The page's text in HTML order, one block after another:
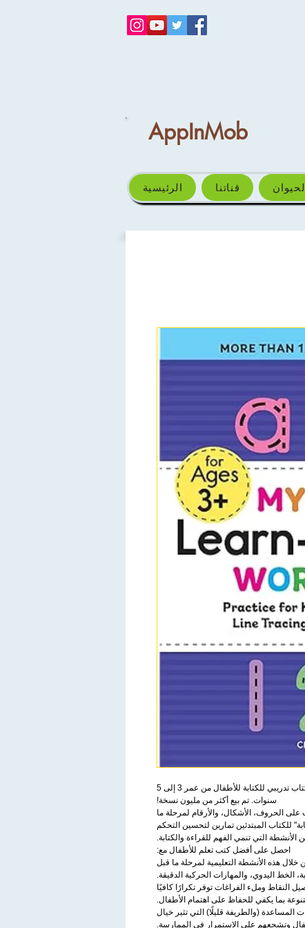
AppInMob
الرئيسية قناتنا
ساعد طفلك على تطوير مهارات التواصل مع أفضل كتاب تدريبي للكتابة للأطفال من عمر 3 إلى 5
سنوات. تم بيع أكثر من مليون نسخة!
الحروف، الأشكال، والأرقام لمرحلة ما
للكتاب المبتدئين تمارين لتحسين التحكم
الأنشطة التي تنمي الفهم للقراءة والكتابة.
احصل على أفضل كتب تعلم للأطفال مع:
هذه الأنشطة التعليمية لمرحلة ما قبل
الخط اليدوي، والمهارات الحركية الدقيقة.
النقاط وملء الفراغات توفر تكرارًا كافيًا
بما يكفي للحفاظ على اهتمام الأطفال.
المساعدة (والطريفة قليلًا) التي تثير خيال
وتشجعهم على الاستمرار في الممارسة.